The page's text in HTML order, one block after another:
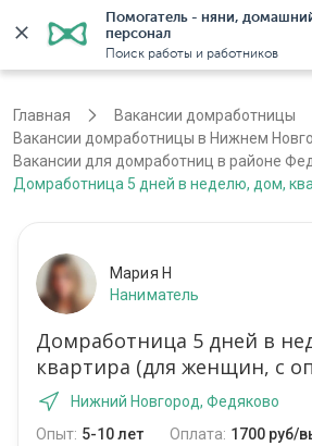
Помогатель - няни,
персонал
Поиск работы и работников
Нижний Новгород
Главная
Вакансии домработницы
Вакансии домработницы в Нижнем
Вакансии для домработниц в районе
Домработница 5 дней в неделю, дом,
Мария Н
Наниматель
Домработница 5 дней в
квартира (для женщин, с
Нижний Новгород, Федяково
Опыт: 5-10 лет Оплата: 1700 руб/